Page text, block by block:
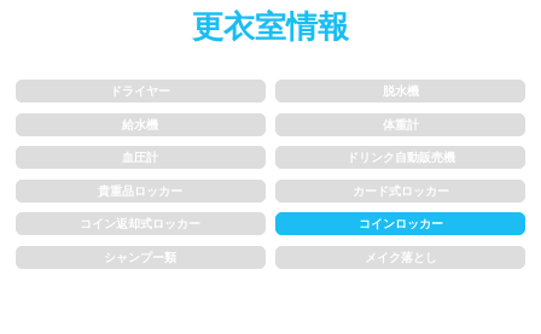
更衣室情報
ドライヤー 脱水機
給水機 体重計
血圧計 ドリンク自動販売機
貴重品ロッカー カード式ロッカー
コイン返却式ロッカー コインロッカー
シャンプー類 メイク落とし
スクール
子供向け水泳教室 大人向け水泳教室
アクアビクス
レンタル